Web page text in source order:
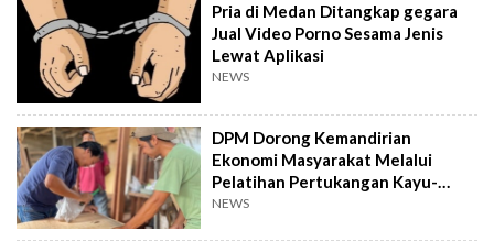
Pria di Medan Ditangkap gegara
Jual Video Porno Sesama Jenis
Lewat Aplikasi
NEWS
DPM Dorong Kemandirian
Ekonomi Masyarakat Melalui
Pelatihan Pertukangan Kayu-
Pelatihan UMKM
NEWS